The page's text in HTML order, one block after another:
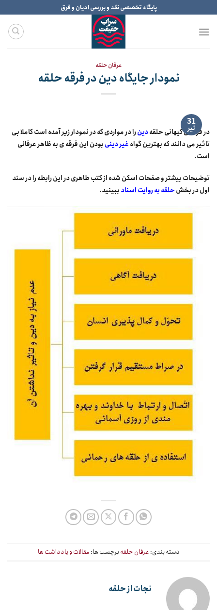
to
content
پایگاه تخصصی نقد و بررسی ادیان و فرق
عرفان حلقه
نمودار جایگاه دین در فرقه حلقه
31
تیر
در فرقه ی کیهانی حلقهدینرا در مواردی که در نمودار زیر آمده است کاملا بی
تاثیر می دانند که بهترین گواهغیر دینیبودن این فرقه ی به ظاهر عرفانی
است.
توضیحات بیشتر و صفحات اسکن شده از کتب طاهری در این رابطه را در سند
اول در بخشحلقه به روایت اسنادببینید.
دسته بندی: عرفان حلقهبرچسب ها: مقالات و یادداشت ها
نجات از حلقه